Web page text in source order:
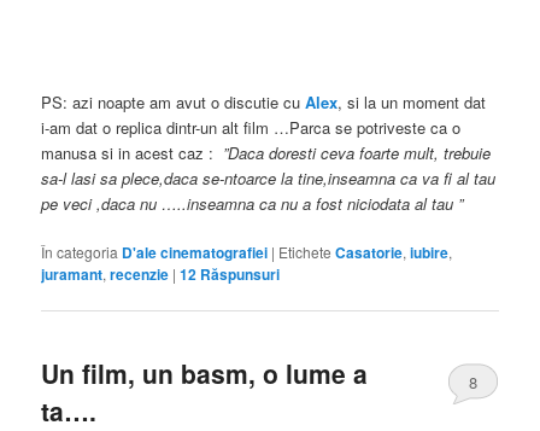
PS: azi noapte am avut o discutie cuAlex, si la un moment dat
i-am dat o replica dintr-un alt film …Parca se potriveste ca o
manusa si in acest caz : ‎”Daca doresti ceva foarte mult, trebuie
sa-l lasi sa plece,daca se-ntoarce la tine,inseamna ca va fi al tau
pe veci ,daca nu …..inseamna ca nu a fost niciodata al tau ”
În categoria D'ale cinematografiei | Etichete Casatorie,iubire,
juramant,recenzie |12 Răspunsuri
Un film, un basm, o lume a
ta….
8